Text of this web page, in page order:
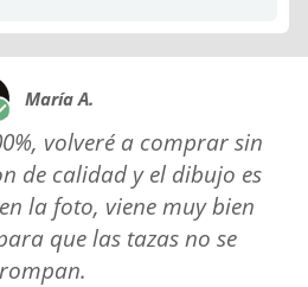
María A.
volveré a comprar sin
de calidad y el dibujo es
la foto, viene muy bien
que las tazas no se
rompan.